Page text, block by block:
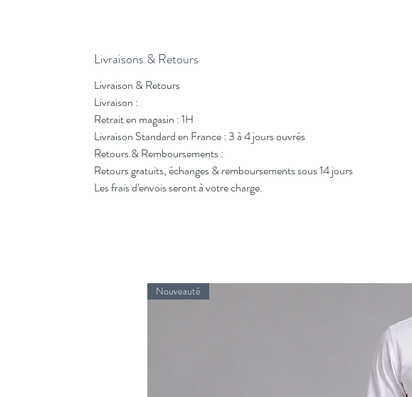
Livraisons & Retours
Livraison & Retours
Livraison :
Retrait en magasin : 1H
Livraison Standard en France : 3 à 4 jours ouvrés
Retours & Remboursements :
Retours gratuits, échanges & remboursements sous 14 jours
Les frais d'envois seront à votre charge.
Nouveauté